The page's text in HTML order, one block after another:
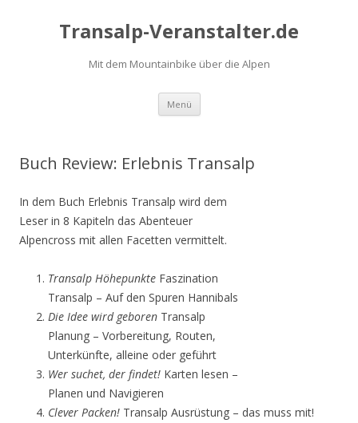
Transalp-Veranstalter.de
Mit dem Mountainbike über die Alpen
Menü Zum
springen
Buch Review: Erlebnis Transalp
In dem Buch Erlebnis Transalp wird dem
Leser in 8 Kapiteln das Abenteuer
Alpencross mit allen Facetten vermittelt.
Transalp Höhepunkte Faszination
Transalp – Auf den Spuren Hannibals
Die Idee wird geboren Transalp
Planung – Vorbereitung, Routen,
Unterkünfte, alleine oder geführt
Wer suchet, der findet! Karten lesen –
Planen und Navigieren
Clever Packen! Transalp Ausrüstung – das muss mit!